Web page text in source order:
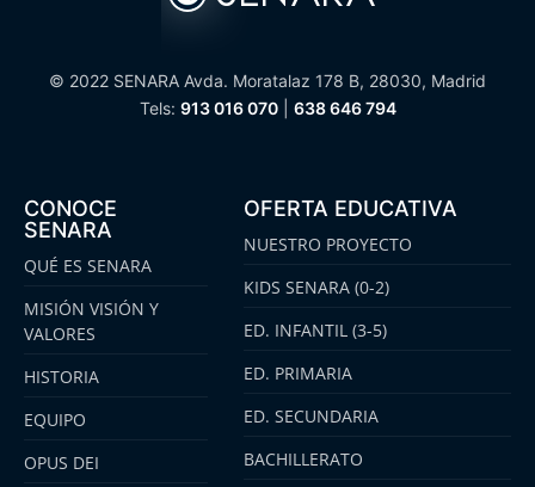
© 2022 SENARA Avda. Moratalaz 178 B, 28030, Madrid
Tels: 913 016 070| 638 646 794
CONOCE
SENARA
QUÉ ES SENARA
MISIÓN VISIÓN Y
VALORES
HISTORIA
EQUIPO
OPUS DEI
OFERTA EDUCATIVA
NUESTRO PROYECTO
KIDS SENARA (0-2)
ED. INFANTIL (3-5)
ED. PRIMARIA
ED. SECUNDARIA
BACHILLERATO